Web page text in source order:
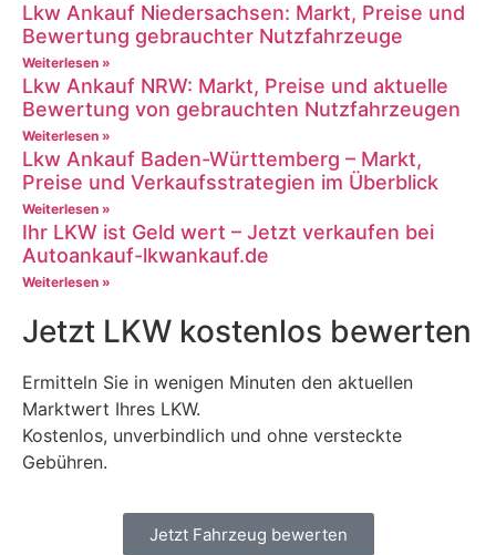
Lkw Ankauf Niedersachsen: Markt, Preise und
Bewertung gebrauchter Nutzfahrzeuge
Weiterlesen »
Lkw Ankauf NRW: Markt, Preise und aktuelle
Bewertung von gebrauchten Nutzfahrzeugen
Weiterlesen »
Lkw Ankauf Baden-Württemberg – Markt,
Preise und Verkaufsstrategien im Überblick
Weiterlesen »
Ihr LKW ist Geld wert – Jetzt verkaufen bei
Autoankauf-lkwankauf.de
Weiterlesen »
Jetzt LKW kostenlos bewerten
Ermitteln Sie in wenigen Minuten den aktuellen
Marktwert Ihres LKW.
Kostenlos, unverbindlich und ohne versteckte
Gebühren.
Jetzt Fahrzeug bewerten